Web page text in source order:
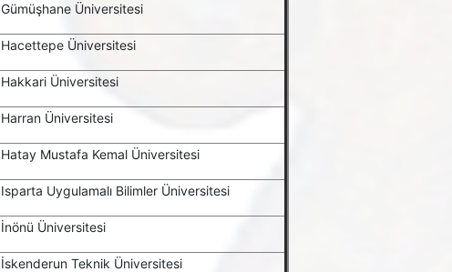
Gümüşhane Üniversitesi
Hacettepe Üniversitesi
Hakkari Üniversitesi
Harran Üniversitesi
Hatay Mustafa Kemal Üniversitesi
Isparta Uygulamalı Bilimler Üniversitesi
İnönü Üniversitesi
İskenderun Teknik Üniversitesi